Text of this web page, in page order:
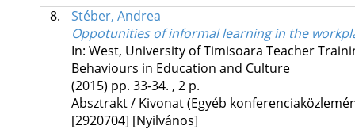
8.
Stéber, Andrea
Oppotunities of informal learning in the
In: West, University of Timisoara Teacher
Behaviours in Education and Culture
(2015) pp. 33-34. , 2 p.
Absztrakt / Kivonat (Egyéb
[2920704] [Nyilvános]